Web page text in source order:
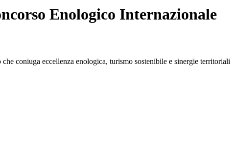
Enologico Internazionale
coniuga eccellenza enologica, turismo sostenibile e sinergie territoriali